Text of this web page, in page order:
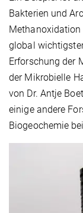
Bakterien und
Methanoxidation
global
Erforschung der
der Mikrobielle
von Dr. Antje
einige andere
Biogeochemie